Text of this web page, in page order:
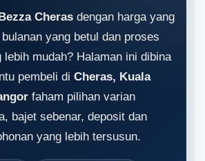
Cheras dengan harga yang
yang betul dan proses
lebih mudah? Halaman ini dibina
pembeli di Cheras, Kuala
faham pilihan varian
bajet sebenar, deposit dan
yang lebih tersusun.